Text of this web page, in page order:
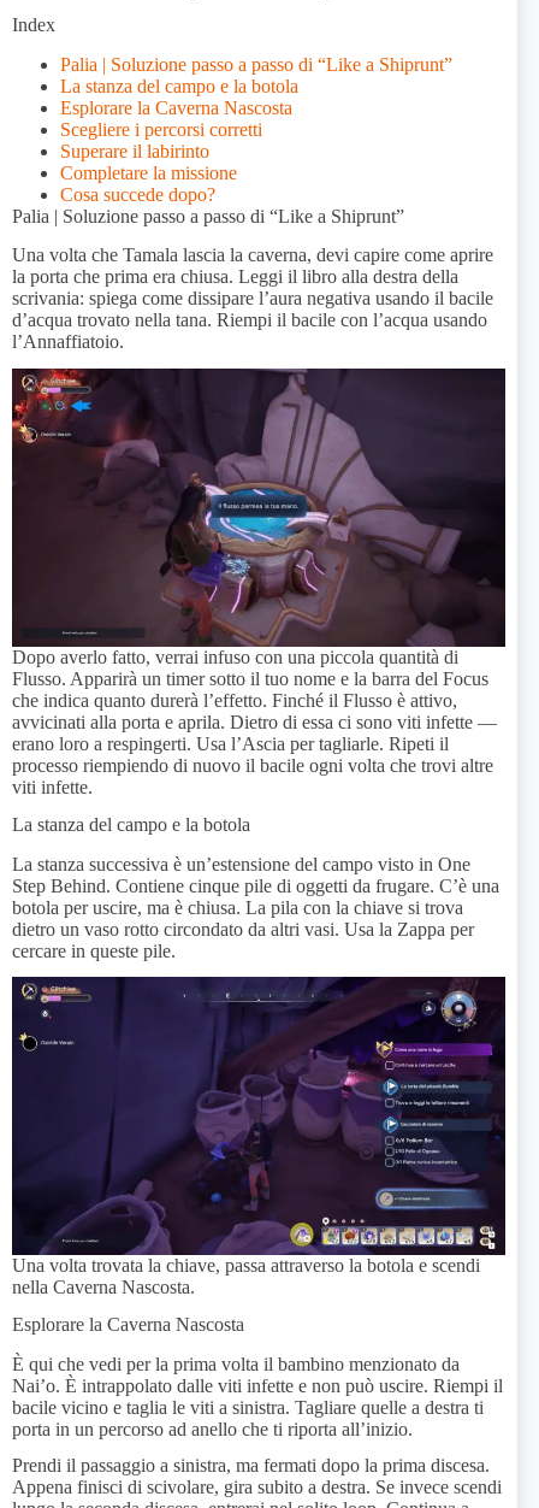
Index
Palia | Soluzione passo a passo di “Like a Shiprunt”
La stanza del campo e la botola
Esplorare la Caverna Nascosta
Scegliere i percorsi corretti
Superare il labirinto
Completare la missione
Cosa succede dopo?
Palia | Soluzione passo a passo di “Like a Shiprunt”
Una volta che Tamala lascia la caverna, devi capire come aprire
la porta che prima era chiusa. Leggi il libro alla destra della
scrivania: spiega come dissipare l’aura negativa usando il bacile
d’acqua trovato nella tana. Riempi il bacile con l’acqua usando
l’Annaffiatoio.
Dopo averlo fatto, verrai infuso con una piccola quantità di
Flusso. Apparirà un timer sotto il tuo nome e la barra del Focus
che indica quanto durerà l’effetto. Finché il Flusso è attivo,
avvicinati alla porta e aprila. Dietro di essa ci sono viti infette —
erano loro a respingerti. Usa l’Ascia per tagliarle. Ripeti il
processo riempiendo di nuovo il bacile ogni volta che trovi altre
viti infette.
La stanza del campo e la botola
La stanza successiva è un’estensione del campo visto in One
Step Behind. Contiene cinque pile di oggetti da frugare. C’è una
botola per uscire, ma è chiusa. La pila con la chiave si trova
dietro un vaso rotto circondato da altri vasi. Usa la Zappa per
cercare in queste pile.
Una volta trovata la chiave, passa attraverso la botola e scendi
nella Caverna Nascosta.
Esplorare la Caverna Nascosta
È qui che vedi per la prima volta il bambino menzionato da
Nai’o. È intrappolato dalle viti infette e non può uscire. Riempi il
bacile vicino e taglia le viti a sinistra. Tagliare quelle a destra ti
porta in un percorso ad anello che ti riporta all’inizio.
Prendi il passaggio a sinistra, ma fermati dopo la prima discesa.
Appena finisci di scivolare, gira subito a destra. Se invece scendi